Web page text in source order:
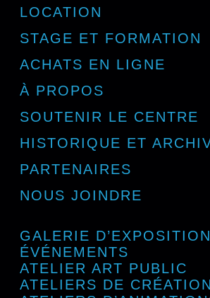
LOCATION
STAGE ET FORMATION
ACHATS EN LIGNE
À PROPOS
SOUTENIR LE CENTRE
HISTORIQUE ET
PARTENAIRES
NOUS JOINDRE
GALERIE D’EXPOSITION
ÉVÉNEMENTS
ATELIER ART PUBLIC
ATELIERS DE CRÉATION